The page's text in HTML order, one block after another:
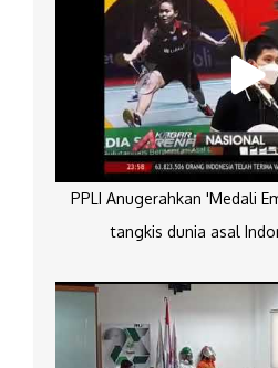
PPLI Anugerahkan 'Medali
tangkis dunia asal